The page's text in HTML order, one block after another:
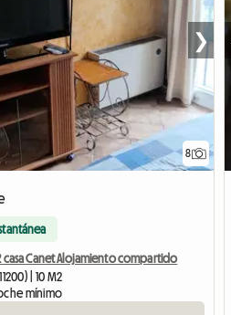
8
❯
casa Canet Alojamiento compartido
| 10 M2
mínimo